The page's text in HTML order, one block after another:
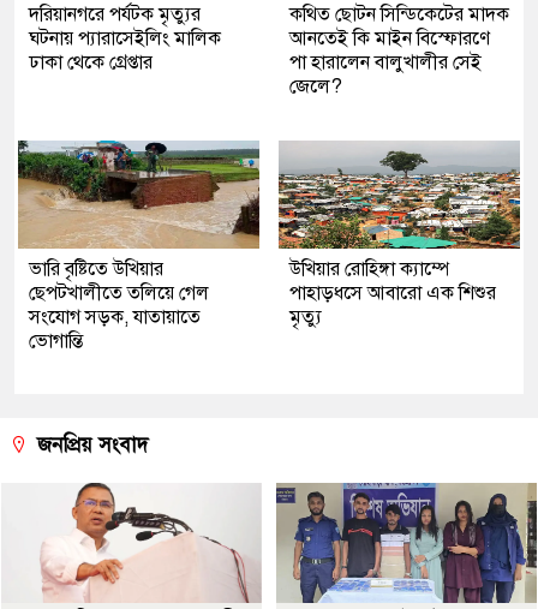
দরিয়ানগরে পর্যটক মৃত্যুর
ঘটনায় প্যারাসেইলিং মালিক
ঢাকা থেকে গ্রেপ্তার
কথিত ছোটন সিন্ডিকেটের মাদক
আনতেই কি মাইন বিস্ফোরণে
পা হারালেন বালুখালীর সেই
জেলে?
ভারি বৃষ্টিতে উখিয়ার
ছেপটখালীতে তলিয়ে গেল
সংযোগ সড়ক, যাতায়াতে
ভোগান্তি
উখিয়ার রোহিঙ্গা ক্যাম্পে
পাহাড়ধসে আবারো এক শিশুর
মৃত্যু
জনপ্রিয় সংবাদ